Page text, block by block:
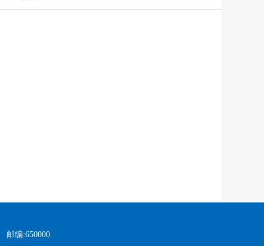
邮编:650000